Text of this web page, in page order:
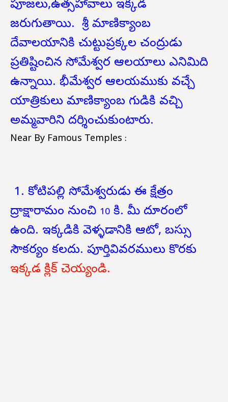
పూజలు,ఉత్సహావాలు ఇక్కడ
జరుగుతాయి. శ్రీ మాణిక్యాంబ
దేవాలయానికి చుట్టుప్రక్కల చంద్రుడు
ప్రతిష్టించిన సోమేశ్వర ఆలయాలు ఎనిమిది
ఉన్నాయి. భీమేశ్వర ఆలయముకు వచ్చే
యాత్రికులు మాణిక్యాంబ గుడికి వచ్చి
అమ్మవారిని దర్శించుకుంటారు.
Near By Famous Temples :
1. కోటిపల్లి సోమేశ్వరుడు ఈ క్షేత్రం
ద్రాక్షారామం నుంచి 10 కి. మీ దూరంలో
ఉంది. ఇక్కడికి వెళ్ళడానికి ఆటో, బస్సు
సౌకర్యం కలదు. పూర్తివివరములు కొరకు
ఇక్కడ క్లిక్ చెయ్యండి.